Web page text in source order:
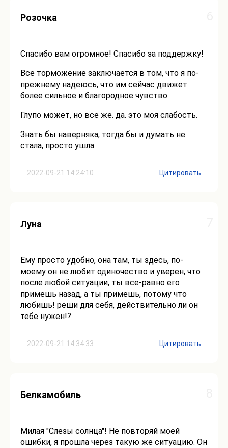
2022-09-21 14:24:10
Розочка
Спасибо вам огромное! Спасибо за поддержку!
Все торможение заключается в том, что я по-
прежнему надеюсь, что им сейчас движет
более сильное и благородное чувство.
Глупо может, но все же. да. это моя слабость.
Знать бы наверняка, тогда бы и думать не
стала, просто ушла.
Цитировать
2022-09-21 14:34:33
Луна
Ему просто удобно, она там, ты здесь, по-
моему он не любит одиночество и уверен, что
после любой ситуации, ты все-равно его
примешь назад, а ты примешь, потому что
любишь! реши для себя, действительно ли он
тебе нужен!?
Цитировать
Белкамобиль
Милая "Слезы солнца"! Не повторяй моей
ошибки, я прошла через такую же ситуацию. Он